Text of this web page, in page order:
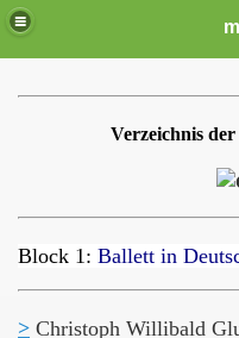
Verzeichnis
Block 1: Ballett in
> Christoph Willibald